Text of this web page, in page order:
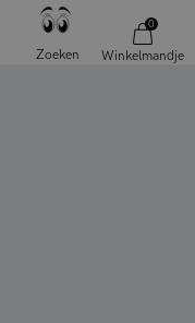
Zoeken
0
Winkelmandje